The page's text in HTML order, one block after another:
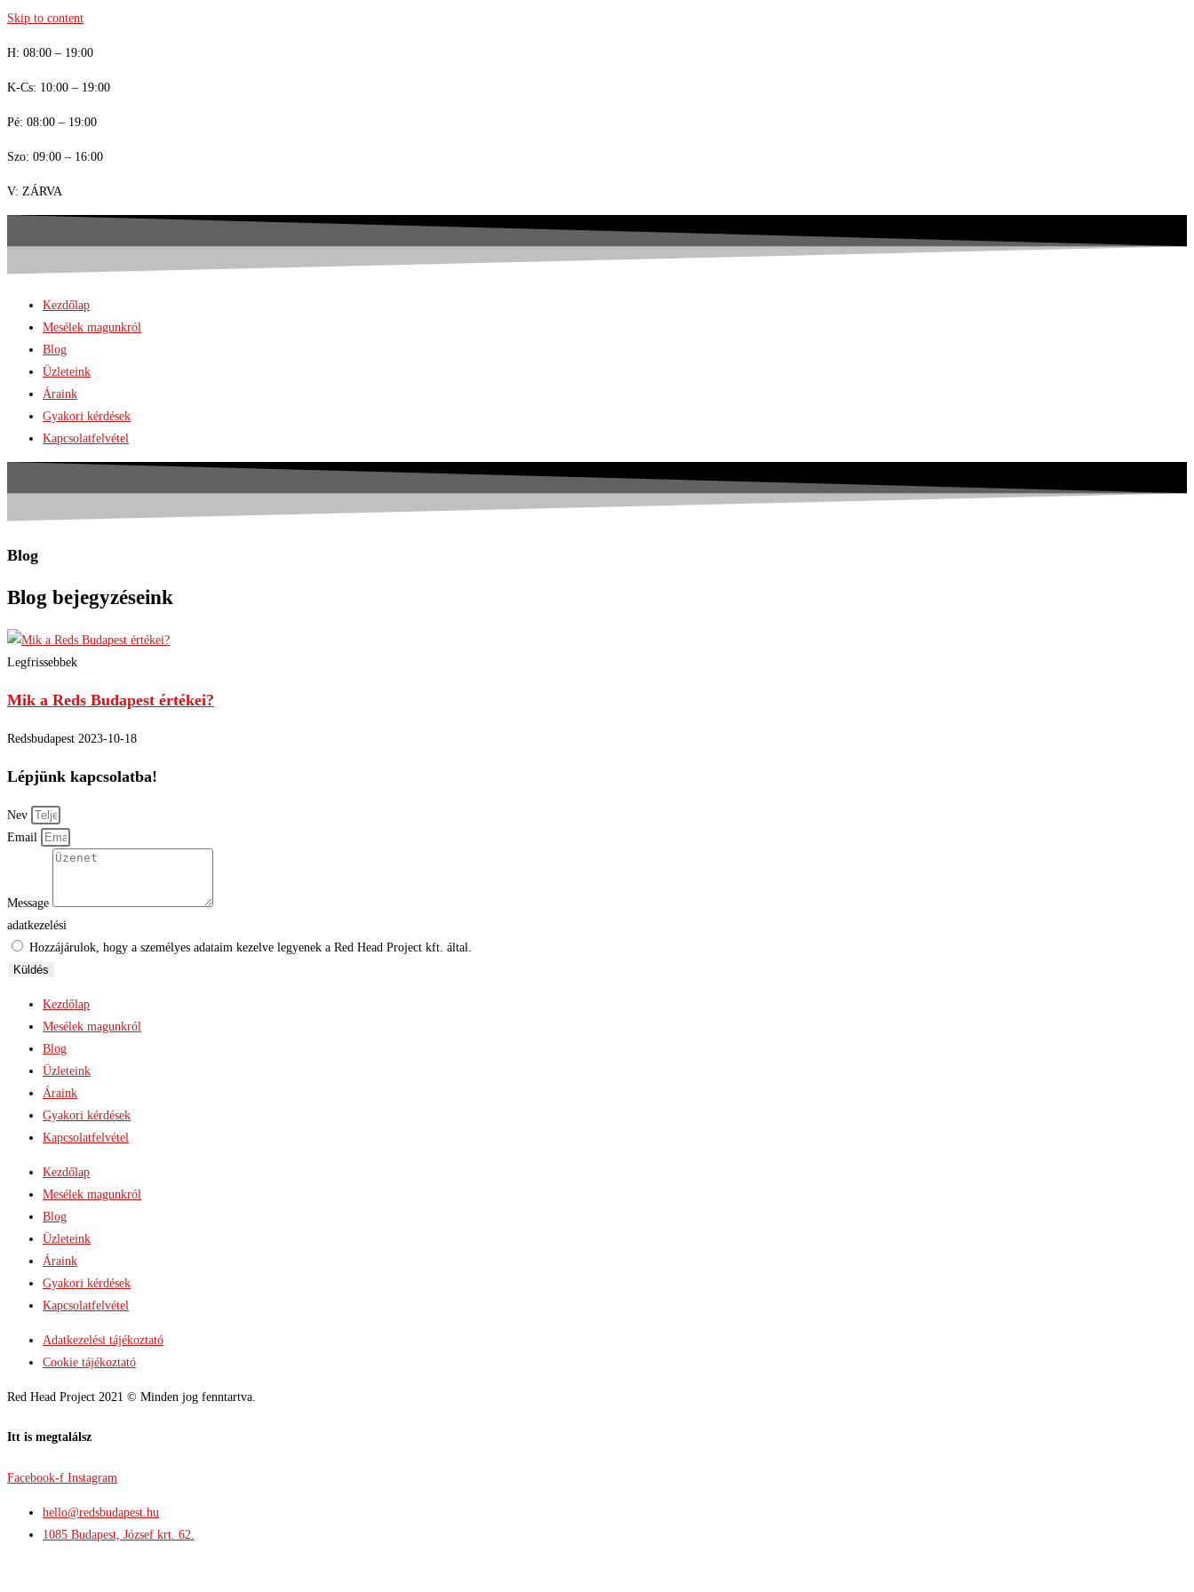
Skip to content
H: 08:00 – 19:00
K-Cs: 10:00 – 19:00
Pé: 08:00 – 19:00
Szo: 09:00 – 16:00
V: ZÁRVA
Kezdőlap
Mesélek magunkról
Blog
Üzleteink
Áraink
Gyakori kérdések
Kapcsolatfelvétel
Blog
Blog bejegyzéseink
Legfrissebbek
Mik a Reds Budapest értékei?
Redsbudapest 2023-10-18
Lépjünk kapcsolatba!
Nev
Email
Message
adatkezelési
Hozzájárulok, hogy a személyes adataim kezelve legyenek a Red Head Project kft. által.
Küldés
Kezdőlap
Mesélek magunkról
Blog
Üzleteink
Áraink
Gyakori kérdések
Kapcsolatfelvétel
Kezdőlap
Mesélek magunkról
Blog
Üzleteink
Áraink
Gyakori kérdések
Kapcsolatfelvétel
Adatkezelési tájékoztató
Cookie tájékoztató
Red Head Project 2021 © Minden jog fenntartva.
Itt is megtalálsz
Facebook-f Instagram
hello@redsbudapest.hu
1085 Budapest, József krt. 62.